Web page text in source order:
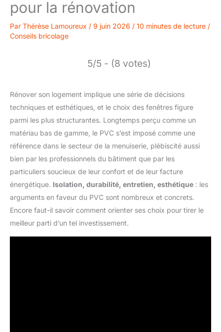
pour la rénovation
Par Thérèse Lamoureux / 9 juin 2026 / 10 minutes de lecture /
Conseils bricolage
5/5 - (8 votes)
Rénover son logement implique une série de décisions
techniques et esthétiques, et le choix des fenêtres figure
parmi les plus structurantes. Longtemps perçu comme un
matériau bas de gamme, le PVC s’est imposé comme une
référence dans le secteur de la menuiserie, plébiscité aussi
bien par les professionnels du bâtiment que par les
particuliers soucieux de leur confort et de leur facture
énergétique. Isolation, durabilité, entretien, esthétique : les
arguments en faveur du PVC sont nombreux et concrets.
Encore faut-il savoir comment orienter ses choix pour tirer le
meilleur parti d’un tel investissement.